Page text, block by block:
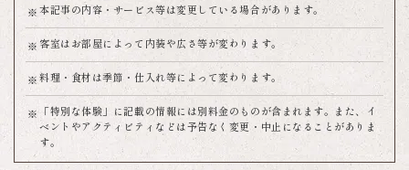
本記事の内容・サービス等は変更している場合があります。
客室はお部屋によって内装や広さ等が変わります。
料理・食材は季節・仕入れ等によって変わります。
「特別な体験」に記載の情報には別料金のものが含まれます。また、イ
ベントやアクティビティなどは予告なく変更・中止になることがありま
す。